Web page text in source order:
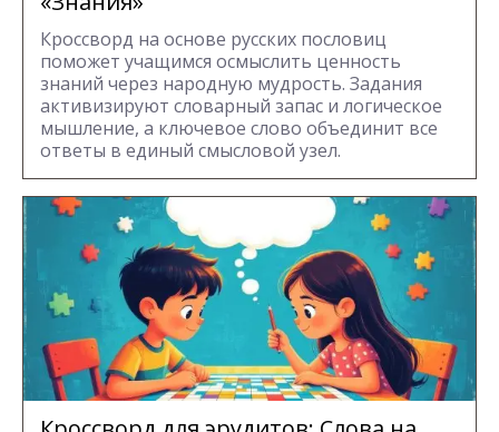
Кроссворд на основе русских пословиц
поможет учащимся осмыслить ценность
знаний через народную мудрость. Задания
активизируют словарный запас и логическое
мышление, а ключевое слово объединит все
ответы в единый смысловой узел.